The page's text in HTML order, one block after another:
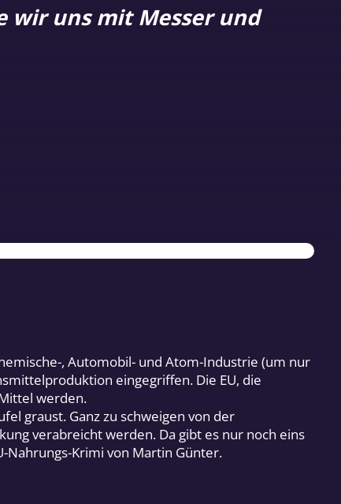
wir uns mit Messer und
, Automobil- und Atom-Industrie (um nur
eingegriffen. Die EU, die
werden.
graust. Ganz zu schweigen von der
verabreicht werden. Da gibt es nur noch eins
Nahrungs-Krimi von Martin Günter.